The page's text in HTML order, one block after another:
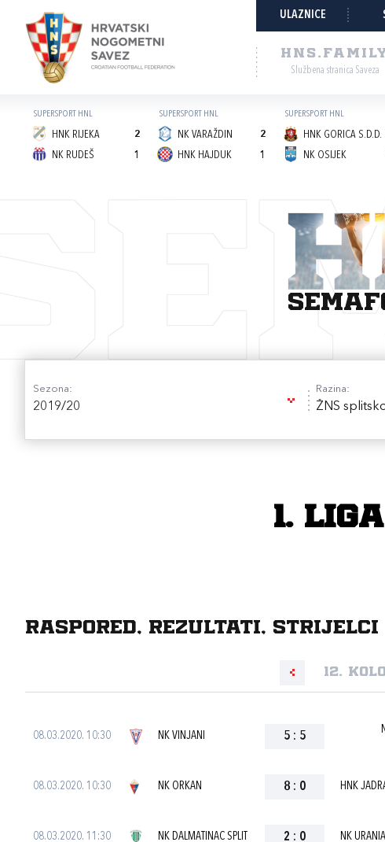
ULAZNICE
Službena stranica Saveza
SUPERSPORT HNL
HNK RIJEKA
2
1
NK RUDEŠ
SUPERSPORT HNL
NK VARAŽDIN
2
1
HNK HAJDUK
SUPERSPORT HNL
HNK GORICA S.D.D.
NK OSIJEK
Sezona:
2019/20
Razina:
ŽNS
1.
Raspored, rezultati, strijelci
12. kolo
08.03.2020. 10:30 NK VINJANI 5 : 5
08.03.2020. 10:30 NK ORKAN 8 : 0 HNK
08.03.2020. 11:30 NK DALMATINAC SPLIT 2 : 0 NK URANIA